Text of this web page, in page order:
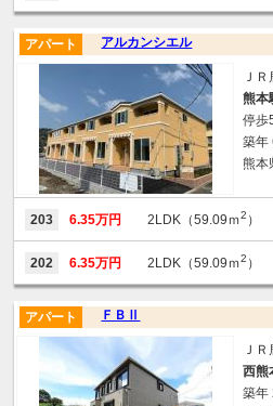
アルカンシエル
アパート
Ｊ
熊本
停歩
築年
熊本
203 6.35万円 2LDK（59.09ｍ2 ）
202 6.35万円 2LDK（59.09ｍ2 ）
ＦＢⅡ
アパート
Ｊ
西熊
築年